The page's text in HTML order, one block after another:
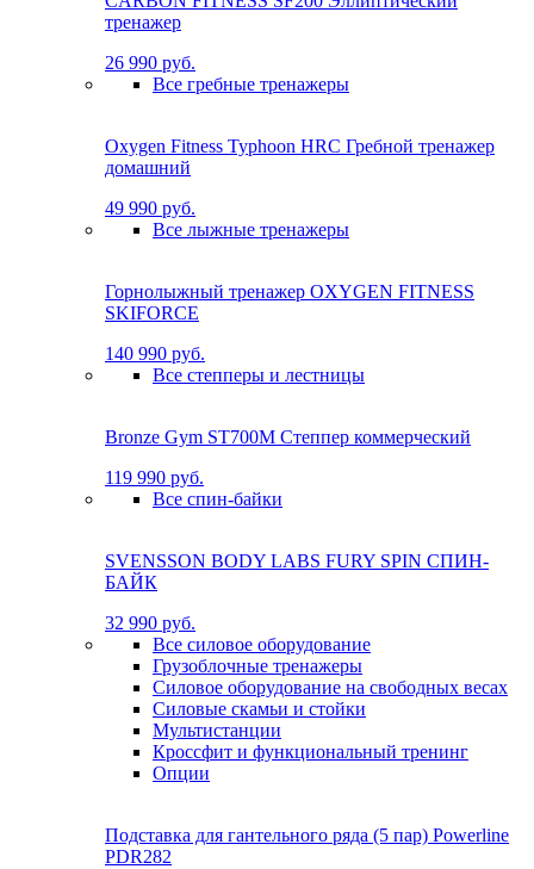
тренажер
26 990 руб.
Все гребные тренажеры
Oxygen Fitness Typhoon HRC Гребной тренажер
домашний
49 990 руб.
Все лыжные тренажеры
Горнолыжный тренажер OXYGEN FITNESS
SKIFORCE
140 990 руб.
Все степперы и лестницы
Bronze Gym ST700M Степпер коммерческий
119 990 руб.
Все спин-байки
SVENSSON BODY LABS FURY SPIN СПИН-
БАЙК
32 990 руб.
Все силовое оборудование
Грузоблочные тренажеры
Силовое оборудование на свободных весах
Силовые скамьи и стойки
Мультистанции
Кроссфит и функциональный тренинг
Опции
Подставка для гантельного ряда (5 пар) Powerline
PDR282